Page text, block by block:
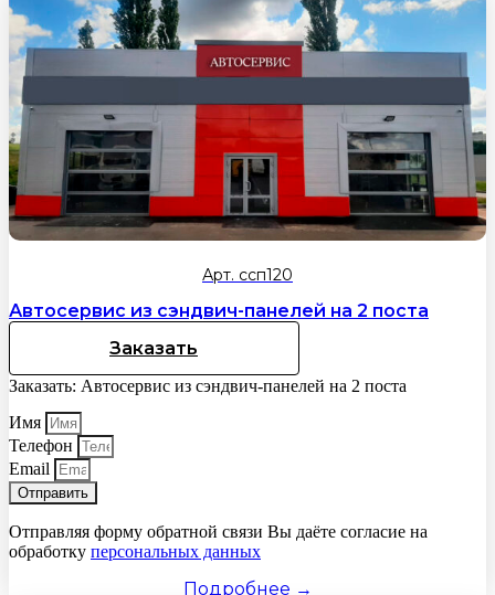
Арт. ссп120
Автосервис из сэндвич-панелей на 2 поста
Заказать
Заказать: Автосервис из сэндвич-панелей на 2 поста
Имя
Телефон
Email
Отправить
Отправляя форму обратной связи Вы даёте согласие на
обработку персональных данных
Подробнее →